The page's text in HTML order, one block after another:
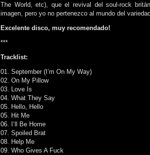
The World, etc), que el revival del soul-rock
imagen, pero yo no pertenezco al mundo del
Excelente disco, muy recomendado!
***
Tracklist:
01. September (I’m On My Way)
02. On My Pillow
03. Love Is
04. What They Say
05. Hello, Hello
05. Hit Me
06. I’ll Be Home
07. Spoiled Brat
08. Help Me
09. Who Gives A Fuck